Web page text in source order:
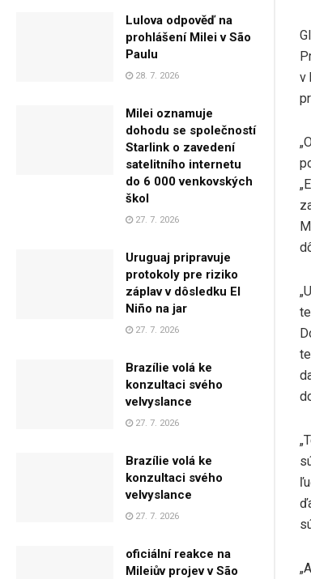
Lulova odpověď na
prohlášení Milei v São
Paulu
28. 7. 2026
Milei oznamuje
dohodu se společností
Starlink o zavedení
satelitního internetu
do 6 000 venkovských
škol
27. 7. 2026
Uruguaj pripravuje
protokoly pre riziko
záplav v dôsledku El
Niño na jar
27. 7. 2026
Brazílie volá ke
konzultaci svého
velvyslance
27. 7. 2026
Brazílie volá ke
konzultaci svého
velvyslance
27. 7. 2026
oficiální reakce na
Mileiův projev v São
v